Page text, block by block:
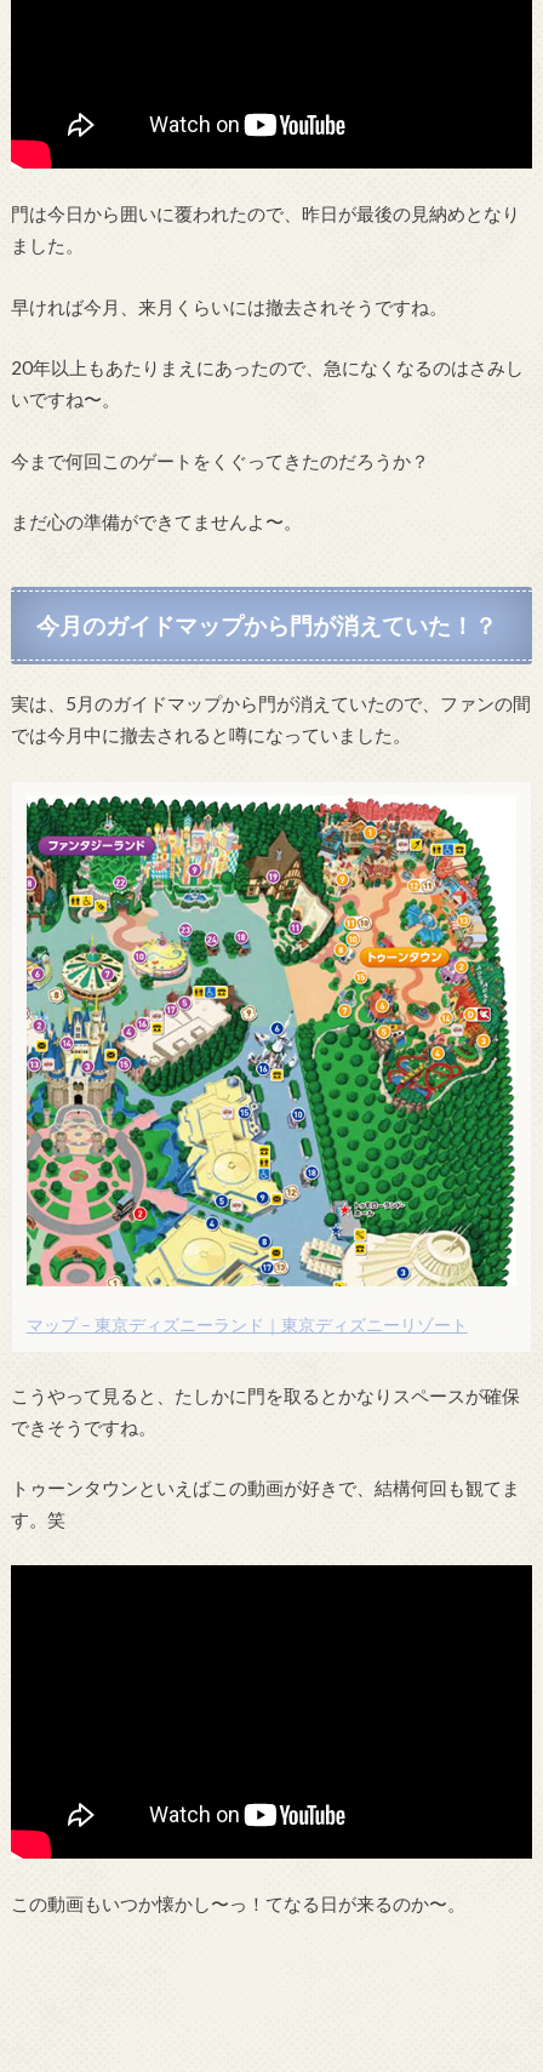
門は今日から囲いに覆われたので、昨日が最後の見納めとなり
ました。
早ければ今月、来月くらいには撤去されそうですね。
20年以上もあたりまえにあったので、急になくなるのはさみし
いですね〜。
今まで何回このゲートをくぐってきたのだろうか？
まだ心の準備ができてませんよ〜。
今月のガイドマップから門が消えていた！？
実は、5月のガイドマップから門が消えていたので、ファンの間
では今月中に撤去されると噂になっていました。
マップ – 東京ディズニーランド｜東京ディズニーリゾート
こうやって見ると、たしかに門を取るとかなりスペースが確保
できそうですね。
トゥーンタウンといえばこの動画が好きで、結構何回も観てま
す。笑
この動画もいつか懐かし〜っ！てなる日が来るのか〜。